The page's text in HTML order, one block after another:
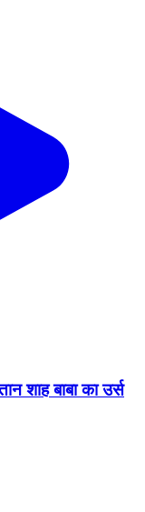
शाह बाबा का उर्स